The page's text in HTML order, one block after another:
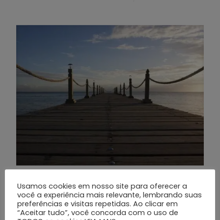
24h e Suporte Emergencial
## Introdução O Grupo Silva e Santos é reconhecido por
sua excelência no atendimento 24h, suporte emergencial
Usamos cookies em nosso site para oferecer a
você a experiência mais relevante, lembrando suas
preferências e visitas repetidas. Ao clicar em
“Aceitar tudo”, você concorda com o uso de